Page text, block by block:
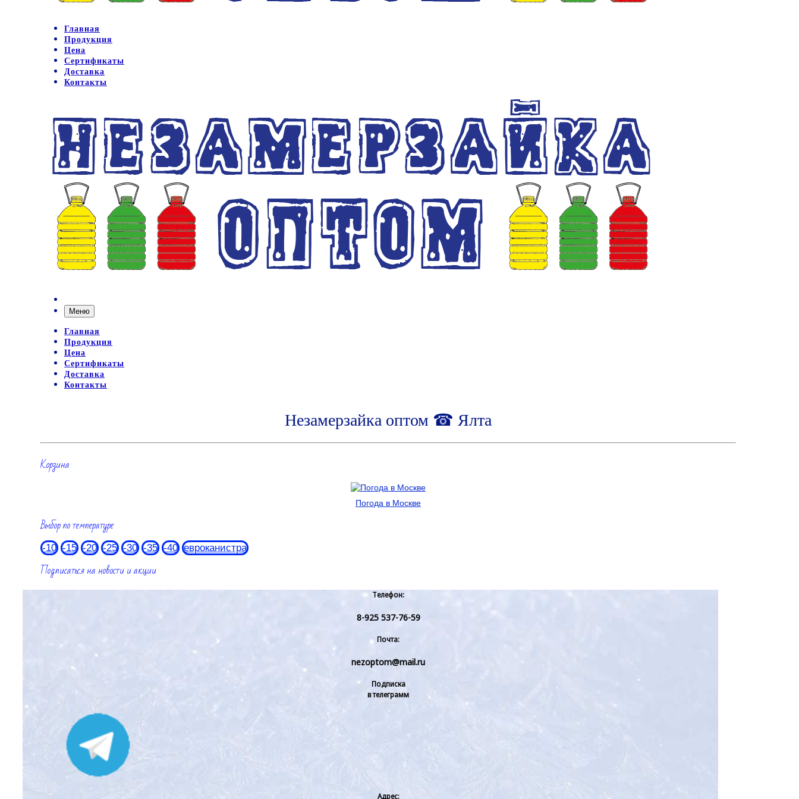
Главная
Продукция
Цена
Сертификаты
Доставка
Контакты
Меню
Главная
Продукция
Цена
Сертификаты
Доставка
Контакты
Незамерзайка оптом ☎ Ялта
Корзина
Погода в Москве
Выбор по температуре
-10 -15 -20 -25 -30 -35 -40 евроканистра
Подписаться на новости и акции
Телефон:
8-925 537-76-59
Почта:
nezoptom@mail.ru
Подписка
в телеграмм
Адрес: